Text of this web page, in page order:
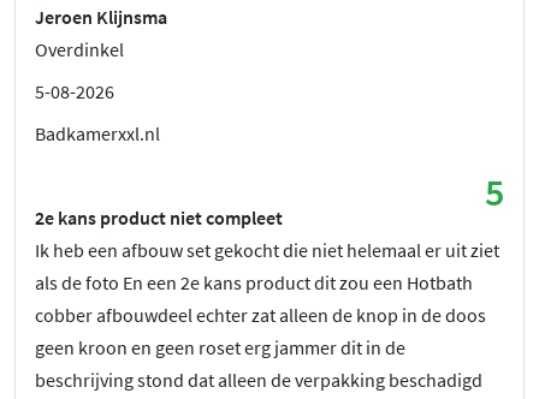
Jeroen Klijnsma
Overdinkel
5-08-2026
Badkamerxxl.nl
5
2e kans product niet compleet
Ik heb een afbouw set gekocht die niet helemaal er uit ziet
als de foto En een 2e kans product dit zou een Hotbath
cobber afbouwdeel echter zat alleen de knop in de doos
geen kroon en geen roset erg jammer dit in de
beschrijving stond dat alleen de verpakking beschadigd